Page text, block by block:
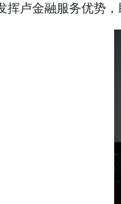
挥卢金融服务优势